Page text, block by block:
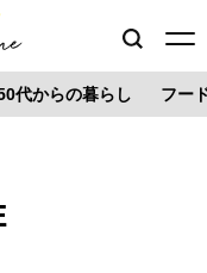
代からの暮らし フー